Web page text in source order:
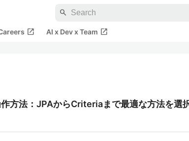
search
open_in_new AI x Dev x Team open_in_new
方法：JPAからCriteriaまで最適な方法を選